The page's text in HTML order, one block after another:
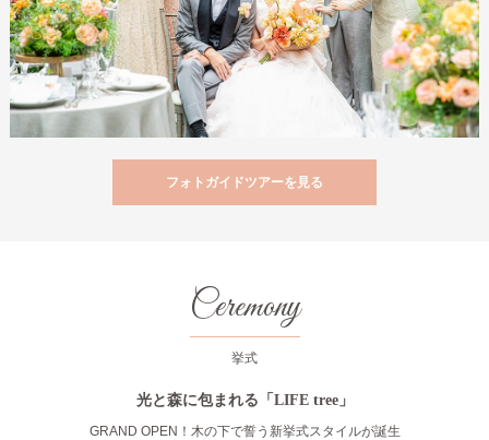
フォトガイドツアーを見る
Ceremony
挙式
光と森に包まれる「LIFE tree」
GRAND OPEN！木の下で誓う新挙式スタイルが誕生